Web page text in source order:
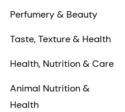
Perfumery & Beauty
Taste, Texture & Health
Health, Nutrition & Care
Animal Nutrition &
Health